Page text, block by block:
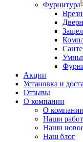
Фурнитура
Акции
Установка и
Отзывы
О компании
О компании
Наши
Наши
Наш блог